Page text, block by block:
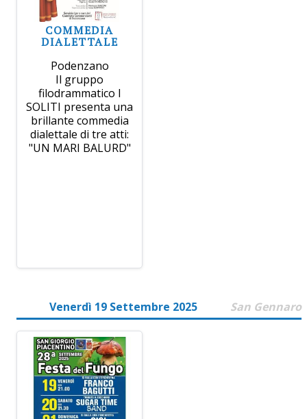
COMMEDIA
DIALETTALE
Podenzano
Il gruppo
filodrammatico I
SOLITI presenta una
brillante commedia
dialettale di tre atti:
"UN MARI BALURD"
Venerdì 19 Settembre 2025 San Gennaro